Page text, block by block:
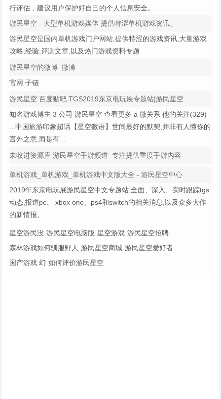
行评估，建议用户保护好自己的个人信息安全。
游民星空 - 大型单机游戏媒体 提供特涩单机游戏资讯、
游民星空是国内单机游戏门户网站,提供特涩的游戏资讯,大量游戏
攻略,经验,评测文章,以及热门游戏资料专题
游民星空的微博_微博
官网 子链
游民星空 百度贴吧 TGS2019东京电玩展专题站|游民星空
知名游戏博主 3 公司 游民星空 查看更多 a 微关系 他的关注(329)
...中国旅游印象超话【星空微语】世间最好的默契,并非有人懂你的
言外之意,而是有...
未收进资源库 游民星空手游频道_专注提供重度手游内容
单机游戏_单机游戏_单机游戏中文版大全 - 游民星空中心
2019年东京电玩展游民星空中文专题站,全面、深入、实时跟踪tgs
动态,报道pc、 xbox one、ps4和switch的相关消息,以及众多大作
的新情报。
星空游民没 游民星空电脑版 星空游戏 游民星空招聘
森林游戏如何驯服野人 游民星空商城 游民星空爱好者
国产游戏 幻 如何评价游民星空